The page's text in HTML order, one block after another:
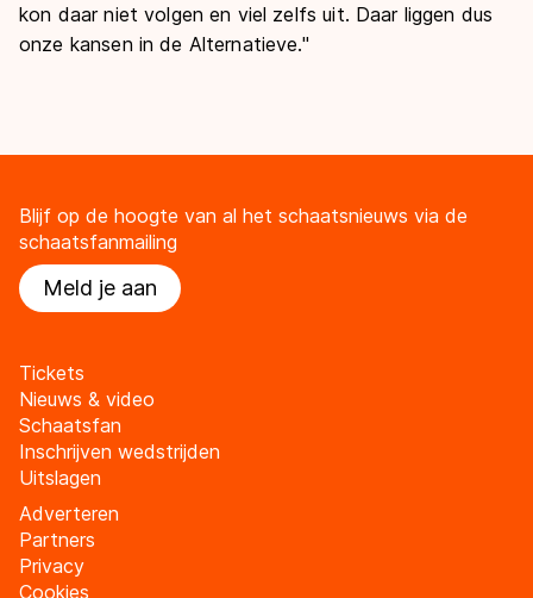
kon daar niet volgen en viel zelfs uit. Daar liggen dus
onze kansen in de Alternatieve."
Blijf op de hoogte van al het schaatsnieuws via de
schaatsfanmailing
Meld je aan
Tickets
Nieuws & video
Schaatsfan
Inschrijven wedstrijden
Uitslagen
Adverteren
Partners
Privacy
Cookies